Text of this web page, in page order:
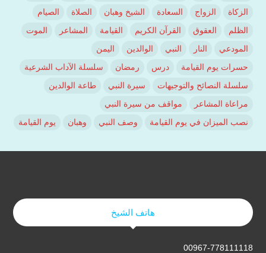
الزكاة
الزواج السعادة الشيخ وهبان الصلاة
الصيام
الظلم
العقوق القرآن الكريم القيامة المشاعر
الموت
المودعي
النار النبي الوالدين
اليمن
حسرات يوم القيامة
درس رمضان
سلسلة الآداب الشرعية
سلسلة النصائح والتوجيهات
سيرة النبي
طاعة الوالدين
مراعاة المشاعر
مواقف من سيرة النبي
نصب الميزان في يوم القيامة
وصف النبي وهبان يوم القيامة
هاتف الشيخ
00967-778111118